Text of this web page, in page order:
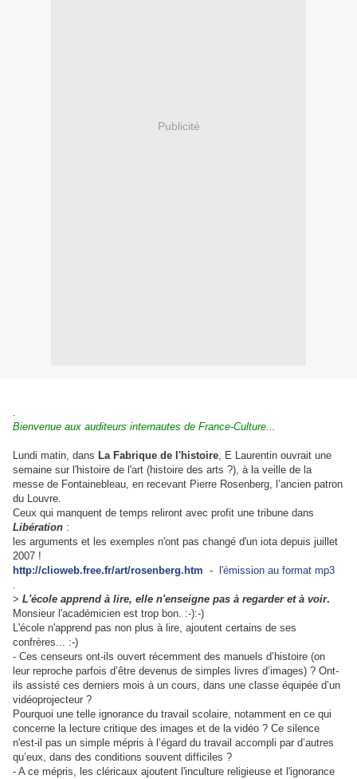
Publicité
.
Bienvenue aux auditeurs internautes de France-Culture...
Lundi matin, dans La Fabrique de l'histoire, E Laurentin ouvrait une
semaine sur l'histoire de l'art (histoire des arts ?), à la veille de la
messe de Fontainebleau, en recevant Pierre Rosenberg, l’ancien patron
du Louvre.
Ceux qui manquent de temps reliront avec profit une tribune dans
Libération :
les arguments et les exemples n'ont pas changé d'un iota depuis juillet
2007 !
http://clioweb.free.fr/art/rosenberg.htm -
l'émission au format mp3
.
> L'école apprend à lire, elle n'enseigne pas à regarder et à voir.
Monsieur l'académicien est trop bon. :-):-)
L'école n'apprend pas non plus à lire, ajoutent certains de ses
confrères... :-)
- Ces censeurs ont-ils ouvert récemment des manuels d’histoire (on
leur reproche parfois d’être devenus de simples livres d’images) ? Ont-
ils assisté ces derniers mois à un cours, dans une classe équipée d’un
vidéoprojecteur ?
Pourquoi une telle ignorance du travail scolaire, notamment en ce qui
concerne la lecture critique des images et de la vidéo ? Ce silence
n'est-il pas un simple mépris à l’égard du travail accompli par d’autres
qu’eux, dans des conditions souvent difficiles ?
- A ce mépris, les cléricaux ajoutent l'inculture religieuse et l'ignorance